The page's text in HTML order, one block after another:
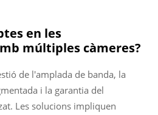
en les
múltiples càmeres?
de l'amplada de banda, la
i la garantia del
Les solucions impliquen